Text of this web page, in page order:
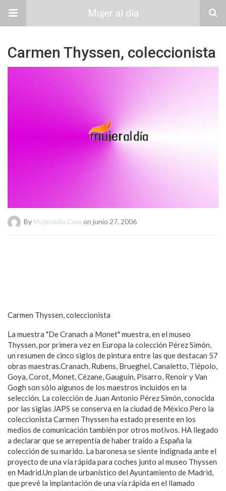
Mujer al día
Carmen Thyssen, coleccionista
By Mujeraldia.com on junio 27, 2006
Carmen Thyssen, coleccionista
La muestra "De Cranach a Monet" muestra, en el museo
Thyssen, por primera vez en Europa la colección Pérez Simón,
un resumen de cinco siglos de pintura entre las que destacan 57
obras maestras.Cranach, Rubens, Brueghel, Canaletto, Tiépolo,
Goya, Corot, Monet, Cézane, Gauguin, Pisarro, Renoir y Van
Gogh son sólo algunos de los maestros incluidos en la
selección. La colección de Juan Antonio Pérez Simón, conocida
por las siglas JAPS se conserva en la ciudad de México.Pero la
coleccionista Carmen Thyssen ha estado presente en los
medios de comunicación también por otros motivos. HA llegado
a declarar que se arrepentía de haber traído a España la
colección de su marido. La baronesa se siente indignada ante el
proyecto de una vía rápida para coches junto al museo Thyssen
en Madrid.Un plan de urbanístico del Ayuntamiento de Madrid,
que prevé la implantación de una vía rápida en el llamado